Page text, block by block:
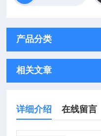
产品分类
相关文章
详细介绍 在线留言